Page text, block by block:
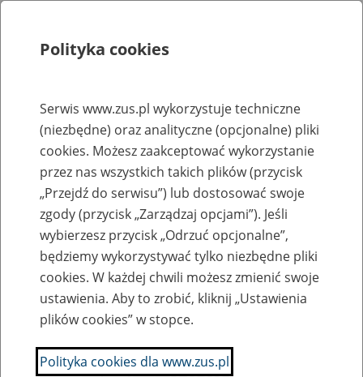
Rejestry, ewidencje i archiwa
Baza zlikwidowanych lub
przekształconych zakładów pracy
Nazwa zakładu pracy:
SZUKAJ
Polityka cookies
Serwis www.zus.pl wykorzystuje techniczne
(niezbędne) oraz analityczne (opcjonalne) pliki
cookies. Możesz zaakceptować wykorzystanie
przez nas wszystkich takich plików (przycisk
„Przejdź do serwisu”) lub dostosować swoje
zgody (przycisk „Zarządzaj opcjami”). Jeśli
wybierzesz przycisk „Odrzuć opcjonalne”,
będziemy wykorzystywać tylko niezbędne pliki
cookies. W każdej chwili możesz zmienić swoje
ustawienia. Aby to zrobić, kliknij „Ustawienia
plików cookies” w stopce.
Polityka cookies dla www.zus.pl